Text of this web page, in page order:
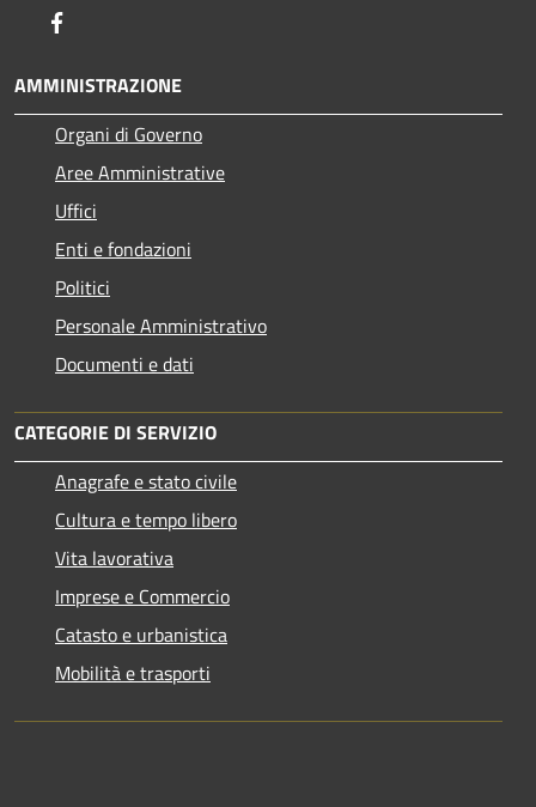
AMMINISTRAZIONE
Organi di Governo
Aree Amministrative
Uffici
Enti e fondazioni
Politici
Personale Amministrativo
Documenti e dati
CATEGORIE DI SERVIZIO
Anagrafe e stato civile
Cultura e tempo libero
Vita lavorativa
Imprese e Commercio
Catasto e urbanistica
Mobilità e trasporti